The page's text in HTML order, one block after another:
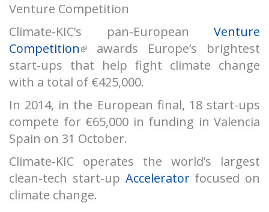
Venture Competition
Climate-KIC’s pan-European Venture
Competition(külső hivatkozás)
awards Europe’s brightest
start-ups that help fight climate change
with a total of €425,000.
In 2014, in the European final, 18 start-ups
compete for €65,000 in funding in Valencia
Spain on 31 October.
Climate-KIC operates the world’s largest
clean-tech start-up Acceleratorfocused on
climate change.